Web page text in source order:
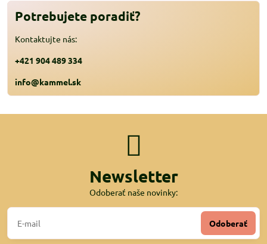
Potrebujete poradiť?
Kontaktujte nás:
+421 904 489 334
info@kammel.sk
Newsletter
Odoberať naše novinky:
Odoberať